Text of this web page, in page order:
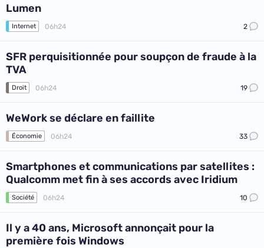
Lumen
Internet 06h24 2
SFR perquisitionnée pour soupçon de fraude à la
TVA
Droit 06h24 19
WeWork se déclare en faillite
Économie 06h24 33
Smartphones et communications par satellites :
Qualcomm met fin à ses accords avec Iridium
Société 06h24 10
Il y a 40 ans, Microsoft annonçait pour la
première fois Windows